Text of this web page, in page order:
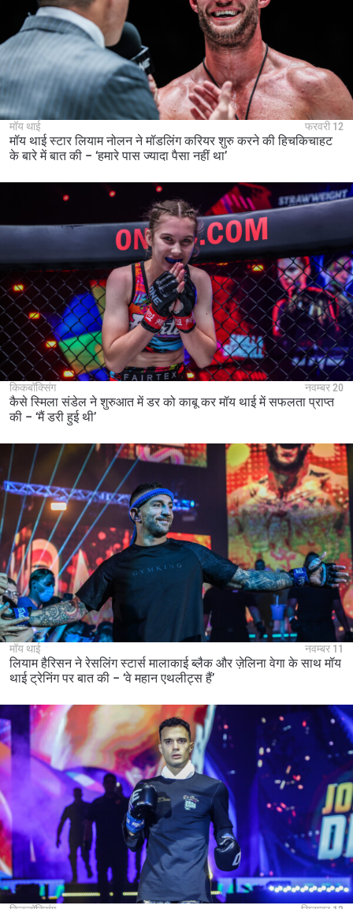
मॉय थाई फरवरी 12
मॉय थाई स्टार लियाम नोलन ने मॉडलिंग करियर शुरु करने की हिचकिचाहट
के बारे में बात की – ‘हमारे पास ज्यादा पैसा नहीं था’
किकबॉक्सिंग नवम्बर 20
कैसे स्मिला संडेल ने शुरुआत में डर को काबू कर मॉय थाई में सफलता प्राप्त
की – ‘मैं डरी हुई थी’
मॉय थाई नवम्बर 11
लियाम हैरिसन ने रेसलिंग स्टार्स मालाकाई ब्लैक और ज़ेलिना वेगा के साथ मॉय
थाई ट्रेनिंग पर बात की – ‘वे महान एथलीट्स हैं’